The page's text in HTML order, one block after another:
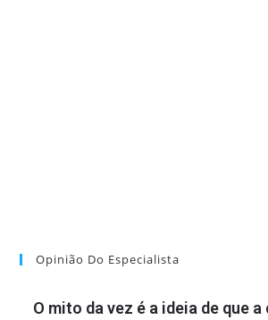
Opinião Do Especialista
O mito da vez é a ideia de que